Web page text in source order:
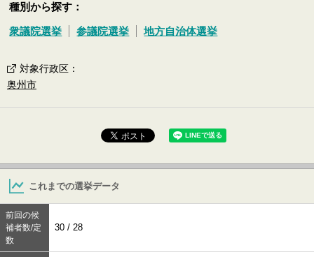
種別から探す：
衆議院選挙 参議院選挙 地方自治体選挙
対象行政区 ：
奥州市
これまでの選挙データ
前回の候
補者数/定
数
30 / 28